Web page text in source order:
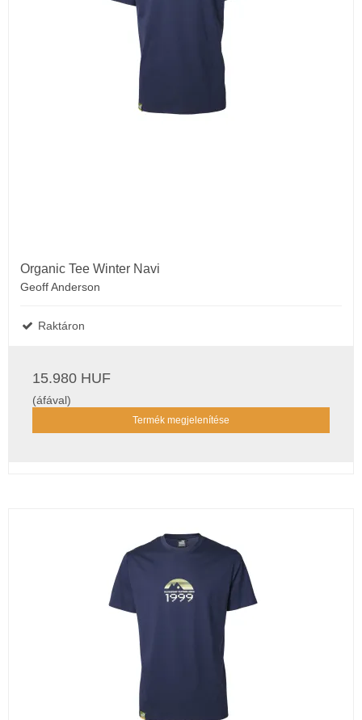
Organic Tee Winter Navi
Geoff Anderson
Raktáron
15.980 HUF
(áfával)
Termék megjelenítése